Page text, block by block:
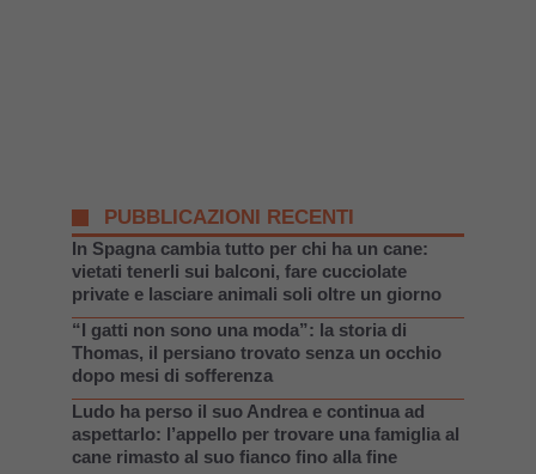
PUBBLICAZIONI RECENTI
In Spagna cambia tutto per chi ha un cane:
vietati tenerli sui balconi, fare cucciolate
private e lasciare animali soli oltre un giorno
“I gatti non sono una moda”: la storia di
Thomas, il persiano trovato senza un occhio
dopo mesi di sofferenza
Ludo ha perso il suo Andrea e continua ad
aspettarlo: l’appello per trovare una famiglia al
cane rimasto al suo fianco fino alla fine